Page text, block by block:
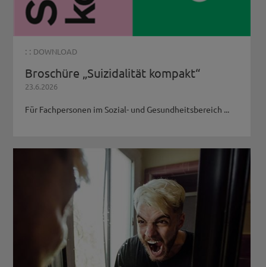
: : DOWNLOAD
Broschüre „Suizidalität kompakt“
23.6.2026
Für Fachpersonen im Sozial- und Gesundheitsbereich ...